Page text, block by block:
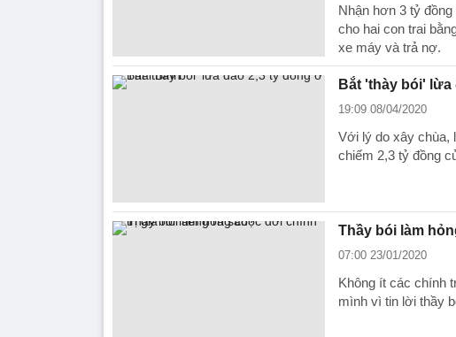
Nhận hơn 3 tỷ
cho hai con trai
xe máy và trả nợ.
Bắt 'thày bói' lừa
19:09 08/04/2020
Với lý do xây chùa,
chiếm 2,3 tỷ đồng
Thầy bói làm
07:00 23/01/2020
Không ít các chính
mình vì tin lời thầy